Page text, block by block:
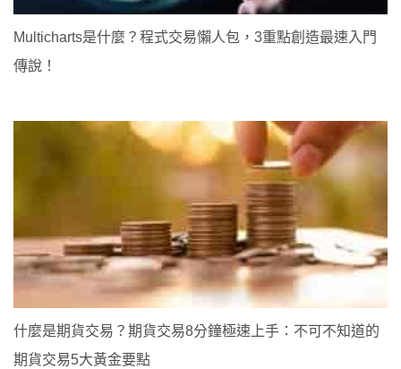
Multicharts是什麼？程式交易懶人包，3重點創造最速入門
傳說！
什麼是期貨交易？期貨交易8分鐘極速上手：不可不知道的
期貨交易5大黃金要點